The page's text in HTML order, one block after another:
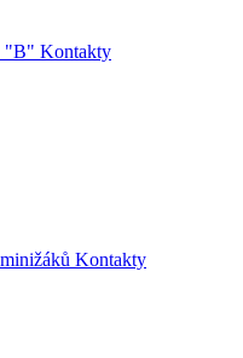
"B" Kontakty
Kontakty